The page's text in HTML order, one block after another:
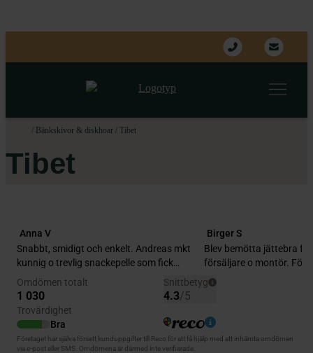
/ Bänkskivor & diskhoar / Tibet
Tibet